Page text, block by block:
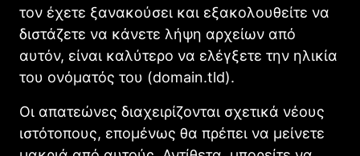
τον έχετε ξανακούσει και εξακολουθείτε να
διστάζετε να κάνετε λήψη αρχείων από
αυτόν, είναι καλύτερο να ελέγξετε την ηλικία
του ονόματός του (domain.tld).
Οι απατεώνες διαχειρίζονται σχετικά νέους
ιστότοπους, επομένως θα πρέπει να μείνετε